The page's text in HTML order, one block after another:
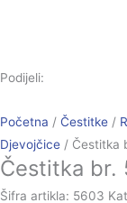
Podijeli:
Početna / Čestitke /
Djevojčice / Čestitka
Čestitka br.
Šifra artikla: 5603